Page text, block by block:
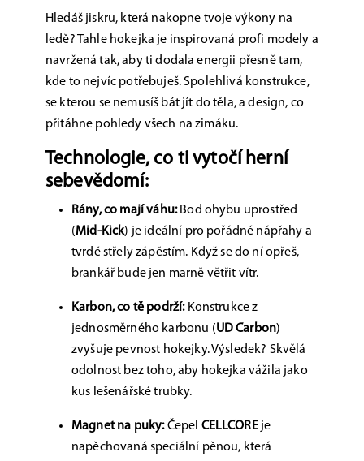
Hledáš jiskru, která nakopne tvoje výkony na
ledě? Tahle hokejka je inspirovaná profi modely a
navržená tak, aby ti dodala energii přesně tam,
kde to nejvíc potřebuješ. Spolehlivá konstrukce,
se kterou se nemusíš bát jít do těla, a design, co
přitáhne pohledy všech na zimáku.
Technologie, co ti vytočí herní
sebevědomí:
Rány, co mají váhu:Bod ohybu uprostřed
(Mid-Kick) je ideální pro pořádné nápřahy a
tvrdé střely zápěstím. Když se do ní opřeš,
brankář bude jen marně větřit vítr.
Karbon, co tě podrží:Konstrukce z
jednosměrného karbonu (UD Carbon)
zvyšuje pevnost hokejky. Výsledek? Skvělá
odolnost bez toho, aby hokejka vážila jako
kus lešenářské trubky.
Magnet na puky:Čepel CELLCOREje
napěchovaná speciální pěnou, která